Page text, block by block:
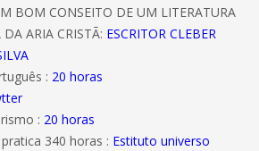
BOM CONSEITO DE UM LITERATURA
ARIA CRISTÃ: ESCRITOR CLEBER
: 20 horas
: 20 horas
340 horas : Estituto universo